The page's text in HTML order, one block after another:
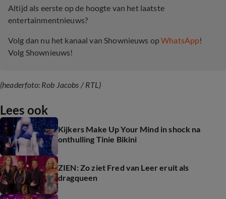
Altijd als eerste op de hoogte van het laatste
entertainmentnieuws?
Volg dan nu het kanaal van Shownieuws opWhatsApp!
Volg Shownieuws!
(headerfoto: Rob Jacobs / RTL)
Lees ook
Kijkers Make Up Your Mind in shock na
onthulling Tinie Bikini
ZIEN: Zo ziet Fred van Leer eruit als
dragqueen